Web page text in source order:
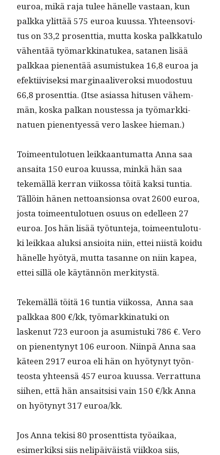
euroa, mikä raja tulee hänelle vas­taan, kun
palk­ka ylit­tää 575 euroa kuus­sa. Yhteenso­vi­
tus on 33,2 pros­ent­tia, mut­ta kos­ka palkkat­u­lo
vähen­tää työ­markki­natukea, sata­nen lisää
palkkaa pienen­tää asum­is­tukea 16,8 euroa ja
efek­ti­ivisek­si mar­gin­aaliv­eroksi muo­dos­tuu
66,8 pros­ent­tia. (Itse asi­as­sa hitusen vähem­
män, kos­ka palkan noustes­sa ja työ­markki­
nat­uen pienen­tyessä vero las­kee hieman.)
Toimeen­tu­lotuen leikkaan­tu­mat­ta Anna saa
ansai­ta 150 euroa kuus­sa, minkä hän saa
tekemäl­lä ker­ran viikos­sa töitä kak­si tun­tia.
Täl­löin hänen net­toan­sion­sa ovat 2600 euroa,
jos­ta toimeen­tu­lotuen osu­us on edelleen 27
euroa. Jos hän lisää työ­tun­te­ja, toimeen­tu­lo­tu­
ki leikkaa aluk­si ansioi­ta niin, ettei niistä koidu
hänelle hyö­tyä, mut­ta tasanne on niin kapea,
ettei sil­lä ole käytän­nön merkitystä.
Tekemäl­lä töitä 16 tun­tia viikos­sa, Anna saa
palkkaa 800 €/kk, työ­markki­natu­ki on
laskenut 723 euroon ja asum­is­tu­ki 786 €. Vero
on pienen­tynyt 106 euroon. Niin­pä Anna saa
käteen 2917 euroa eli hän on hyö­tynyt työn­
teosta yhteen­sä 457 euroa kuus­sa. Ver­rat­tuna
siihen, että hän ansait­sisi vain 150 €/kk Anna
on hyö­tynyt 317 euroa/kk.
Jos Anna tek­isi 80 pros­ent­tista työaikaa,
esimerkik­si siis nelipäiväistä viikkoa siis,